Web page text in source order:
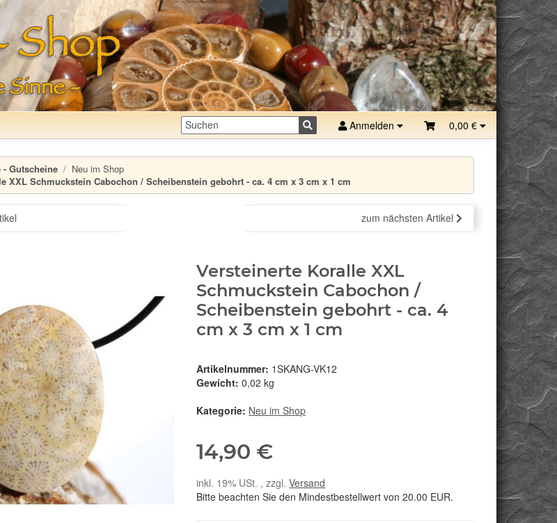
Anmelden 0,00 €
- Gutscheine
Neu im Shop
XXL Schmuckstein Cabochon / Scheibenstein gebohrt - ca. 4 cm x 3 cm x 1 cm
zum nächsten Artikel
Versteinerte Koralle XXL
Schmuckstein Cabochon /
Scheibenstein gebohrt - ca. 4
cm x 3 cm x 1 cm
Artikelnummer: 1SKANG-VK12
Gewicht: 0,02 kg
Kategorie: Neu im Shop
14,90 €
inkl. 19% USt. , zzgl.Versand
Bitte beachten Sie den Mindestbestellwert von 20.00 EUR.